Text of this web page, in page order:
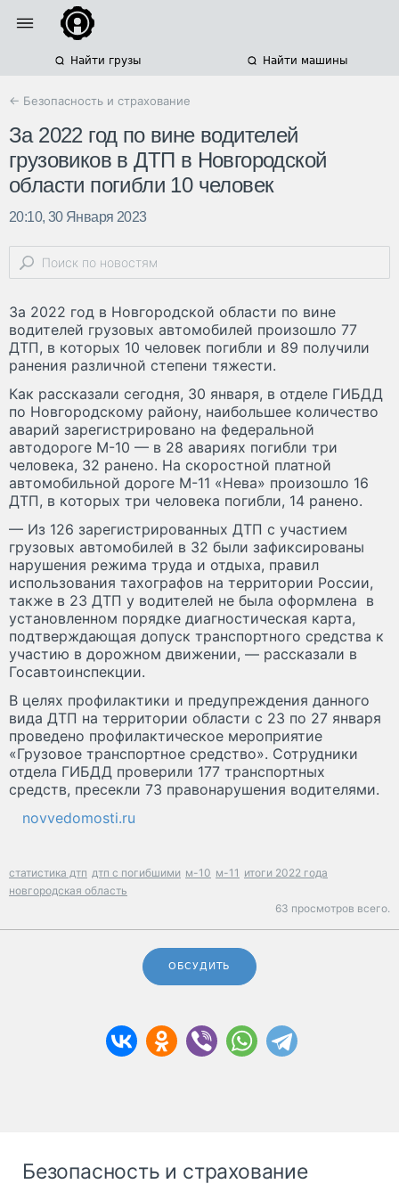
Найти грузы Найти машины
← Безопасность и страхование
За 2022 год по вине водителей
грузовиков в ДТП в Новгородской
области погибли 10 человек
20:10, 30 Января 2023
За 2022 год в Новгородской области по вине
водителей грузовых автомобилей произошло 77
ДТП, в которых 10 человек погибли и 89 получили
ранения различной степени тяжести.
Как рассказали сегодня, 30 января, в отделе ГИБДД
по Новгородскому району, наибольшее количество
аварий зарегистрировано на федеральной
автодороге М-10 — в 28 авариях погибли три
человека, 32 ранено. На скоростной платной
автомобильной дороге М-11 «Нева» произошло 16
ДТП, в которых три человека погибли, 14 ранено.
— Из 126 зарегистрированных ДТП с участием
грузовых автомобилей в 32 были зафиксированы
нарушения режима труда и отдыха, правил
использования тахографов на территории России,
также в 23 ДТП у водителей не была оформлена в
установленном порядке диагностическая карта,
подтверждающая допуск транспортного средства к
участию в дорожном движении, — рассказали в
Госавтоинспекции.
В целях профилактики и предупреждения данного
вида ДТП на территории области с 23 по 27 января
проведено профилактическое мероприятие
«Грузовое транспортное средство». Сотрудники
отдела ГИБДД проверили 177 транспортных
средств, пресекли 73 правонарушения водителями.
novvedomosti.ru
статистика дтп дтп с погибшими м-10 м-11 итоги 2022 года
новгородская область
63 просмотров всего.
ОБСУДИТЬ
Безопасность и страхование